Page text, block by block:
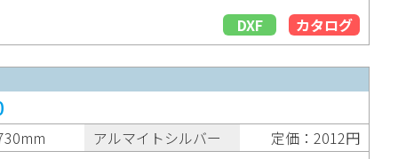
DXF カタログ
アルマイトシルバー 定価：2012円